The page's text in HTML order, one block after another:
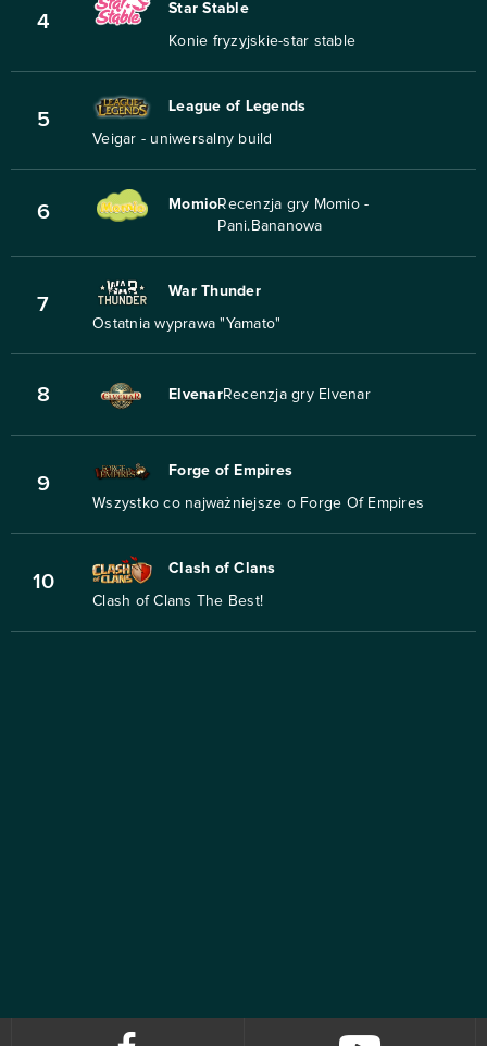
4
Star Stable
Konie fryzyjskie-star stable
5
League of Legends
Veigar - uniwersalny build
6 MomioRecenzja gry Momio -
Pani.Bananowa
7
War Thunder
Ostatnia wyprawa "Yamato"
8 ElvenarRecenzja gry Elvenar
9
Forge of Empires
Wszystko co najważniejsze o Forge Of Empires
10
Clash of Clans
Clash of Clans The Best!